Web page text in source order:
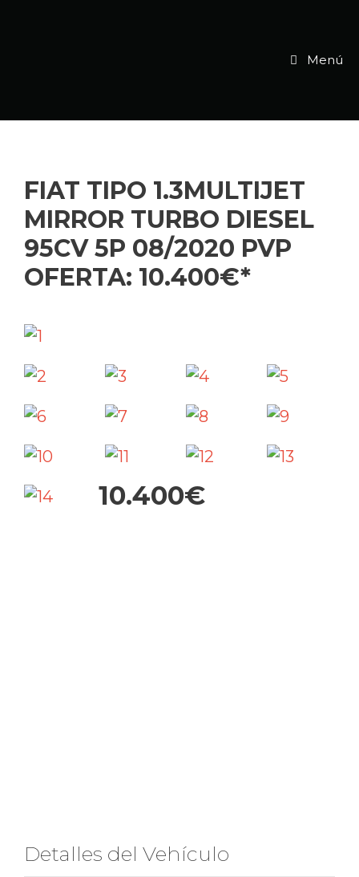
Menú
FIAT TIPO 1.3MULTIJET
MIRROR TURBO DIESEL
95CV 5P 08/2020 PVP
OFERTA: 10.400€*
10.400€
Detalles del Vehículo